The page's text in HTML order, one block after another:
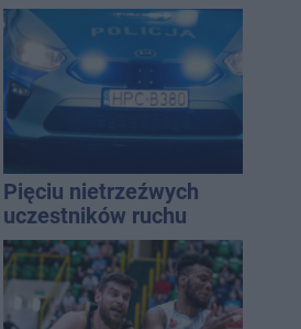
Pięciu nietrzeźwych
uczestników ruchu
wpadło w ręce policji.
Rekordzista miał 2,6
promila